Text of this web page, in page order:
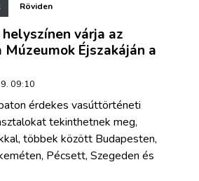
Röviden
várja az
Éjszakáján a
09:10
érdekes vasúttörténeti
tekinthetnek meg,
többek között Budapesten,
Pécsett, Szegeden és